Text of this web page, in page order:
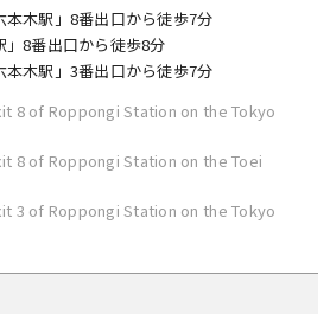
木駅」8番出口から徒歩7分
8番出口から徒歩8分
木駅」3番出口から徒歩7分
8 of Roppongi Station on the Tokyo
8 of Roppongi Station on the Toei
3 of Roppongi Station on the Tokyo